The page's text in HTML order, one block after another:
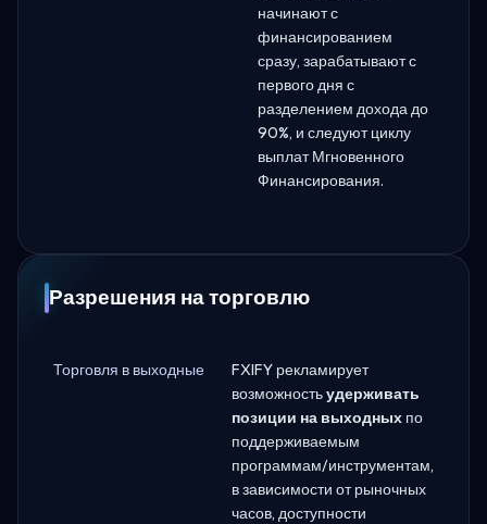
начинают с
финансированием
сразу, зарабатывают с
первого дня с
разделением дохода до
90%, и следуют циклу
выплат Мгновенного
Финансирования.
Разрешения на торговлю
Торговля в выходные
FXIFY рекламирует
возможностьудерживать
позиции на выходных по
поддерживаемым
программам/инструментам,
в зависимости от рыночных
часов, доступности